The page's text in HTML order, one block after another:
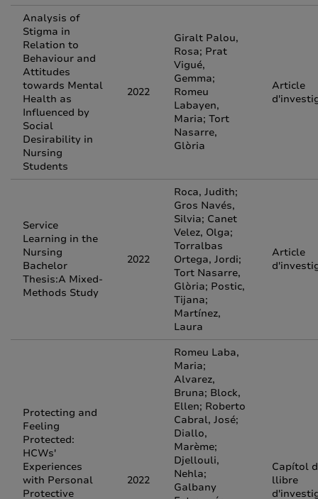
Analysis of
Stigma in
Relation to
Behaviour and
Attitudes
towards Mental
Health as
Influenced by
Social
Desirability in
Nursing
Students
2022
Giralt Palou,
Rosa; Prat
Vigué,
Gemma;
Romeu
Labayen,
Maria; Tort
Nasarre,
Glòria
Article
Service
Learning in the
Nursing
Bachelor
Thesis:A Mixed-
Methods Study
2022
Roca, Judith;
Gros Navés,
Silvia; Canet
Velez, Olga;
Torralbas
Ortega, Jordi;
Tort Nasarre,
Glòria; Postic,
Tijana;
Martínez,
Laura
Article
Protecting and
Feeling
Protected:
HCWs'
Experiences
with Personal
Protective
2022
Romeu Laba,
Maria;
Alvarez,
Bruna; Block,
Ellen; Roberto
Cabral, José;
Diallo,
Marème;
Djellouli,
Nehla;
Galbany
Capítol
llibre